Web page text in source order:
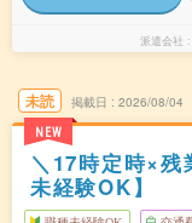
派遣会社
未読
NEW
掲載日 2026/08/04
＼17時定時×残
未経験OK】